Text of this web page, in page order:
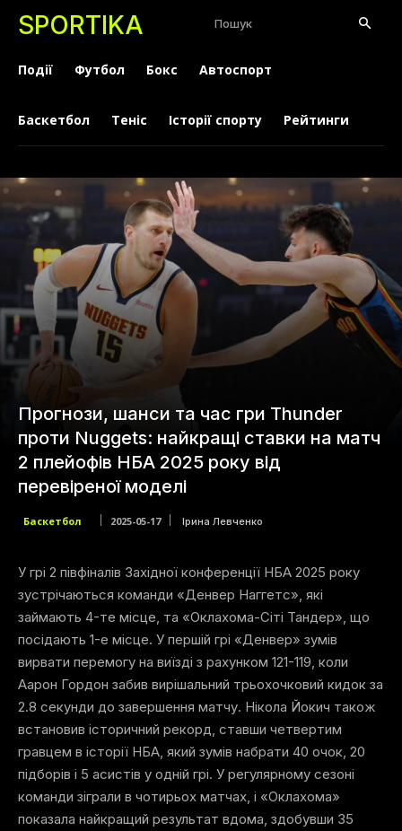
SPORTIKA Пошук
Події Футбол Бокс Автоспорт
Баскетбол Теніс Історії спорту Рейтинги
Прогнози, шанси та час гри Thunder
проти Nuggets: найкращі ставки на матч
2 плейофів НБА 2025 року від
перевіреної моделі
Баскетбол 2025-05-17 Ірина Левченко
У грі 2 півфіналів Західної конференції НБА 2025 року
зустрічаються команди «Денвер Наггетс», які
займають 4-те місце, та «Оклахома-Сіті Тандер», що
посідають 1-е місце. У першій грі «Денвер» зумів
вирвати перемогу на виїзді з рахунком 121-119, коли
Аарон Гордон забив вирішальний трьохочковий кидок за
2.8 секунди до завершення матчу. Нікола Йокич також
встановив історичний рекорд, ставши четвертим
гравцем в історії НБА, який зумів набрати 40 очок, 20
підборів і 5 асистів у одній грі. У регулярному сезоні
команди зіграли в чотирьох матчах, і «Оклахома»
показала найкращий результат вдома, здобувши 35